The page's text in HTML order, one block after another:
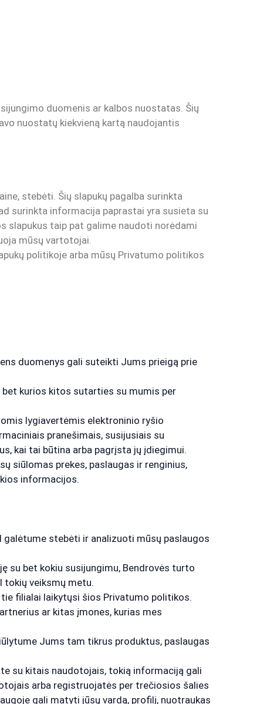
duomenis ar kalbos nuostatas. Šių
nuostatų kiekvieną kartą naudojantis
stebėti. Šių slapukų pagalba surinkta
surinkta informacija paprastai yra susieta su
slapukus taip pat galime naudoti norėdami
mūsų vartotojai.
politikoje arba mūsų Privatumo politikos
duomenys gali suteikti Jums prieigą prie
kurios kitos sutarties su mumis per
lygiavertėmis elektroninio ryšio
pranešimais, susijusiais su
kai tai būtina arba pagrįsta jų įdiegimui.
siūlomas prekes, paslaugas ir renginius,
informacijos.
stebėti ir analizuoti mūsų paslaugos
su bet kokiu susijungimu, Bendrovės turto
tokių veiksmų metu.
filialai laikytųsi šios Privatumo politikos.
ar kitas įmones, kurias mes
Jums tam tikrus produktus, paslaugas
su kitais naudotojais, tokią informaciją gali
arba registruojatės per trečiosios šalies
gali matyti jūsų vardą, profilį, nuotraukas